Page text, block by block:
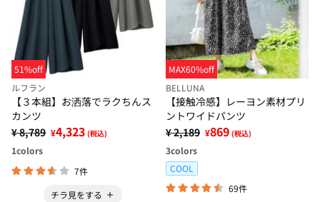
51%off
ルフラン
【３本組】お洒落でラクちんス
カンツ
¥ 8,789 ¥4,323 (税込)
1colors
7件
チラ見をする
MAX60%off
BELLUNA
【接触冷感】レーヨン素材プリ
ントワイドパンツ
¥ 2,189 ¥869 (税込)
3colors
COOL
69件